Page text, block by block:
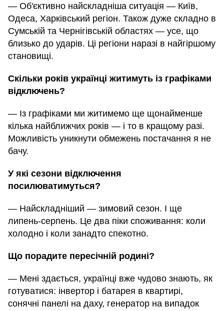
— Об'єктивно найскладніша ситуація — Київ,
Одеса, Харківський регіон. Також дуже складно в
Сумській та Чернігівській областях — усе, що
близько до ударів. Ці регіони наразі в найгіршому
становищі.
Скільки років українці житимуть із графіками
відключень?
— Із графіками ми житимемо ще щонайменше
кілька найближчих років — і то в кращому разі.
Можливість уникнути обмежень постачання я не
бачу.
У які сезони відключення
посилюватимуться?
— Найскладніший — зимовий сезон. І ще
липень-серпень. Це два піки споживання: коли
холодно і коли занадто спекотно.
Що порадите пересічній родині?
— Мені здається, українці вже чудово знають, як
готуватися: інвертор і батарея в квартирі,
сонячні панелі на даху, генератор на випадок